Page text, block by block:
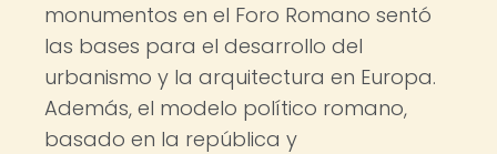
monumentos en el Foro Romano sentó
las bases para el desarrollo del
urbanismo y la arquitectura en Europa.
Además, el modelo político romano,
basado en la república y